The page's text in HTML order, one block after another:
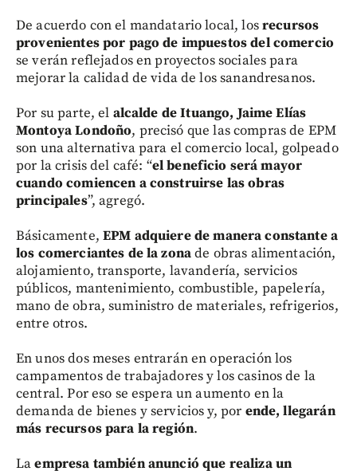
De acuerdo con el mandatario local, losrecursos
provenientes por pago de impuestos del comercio
se verán reflejados en proyectos sociales para
mejorar la calidad de vida de los sanandresanos.
Por su parte, el alcalde de Ituango, Jaime Elías
Montoya Londoño, precisó que las compras de EPM
son una alternativa para el comercio local, golpeado
por la crisis del café: “el beneficio será mayor
cuando comiencen a construirse las obras
principales”, agregó.
Básicamente, EPM adquiere de manera constante a
los comerciantes de la zonade obras alimentación,
alojamiento, transporte, lavandería, servicios
públicos, mantenimiento, combustible, papelería,
mano de obra, suministro de materiales, refrigerios,
entre otros.
En unos dos meses entrarán en operación los
campamentos de trabajadores y los casinos de la
central. Por eso se espera un aumento en la
demanda de bienes y servicios y, por ende, llegarán
más recursos para la región.
Laempresa también anunció que realiza un